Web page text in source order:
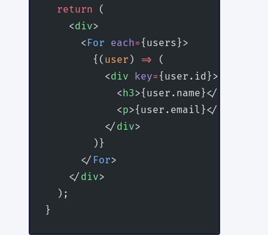
  return
(
    <
div>
      <
For each= {users}>
        {(
user ) => (
          <
div key= {user.id}>
            <
h3>{user.name}</
            <
p>{user.email}</
          </
div>
        )}
      </
For>
    </
div>
  );
}